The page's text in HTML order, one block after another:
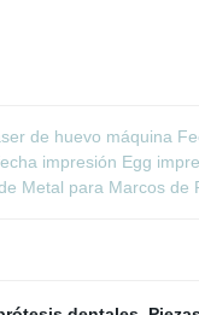
de huevo máquina
impresión Egg
Metal para Marcos de